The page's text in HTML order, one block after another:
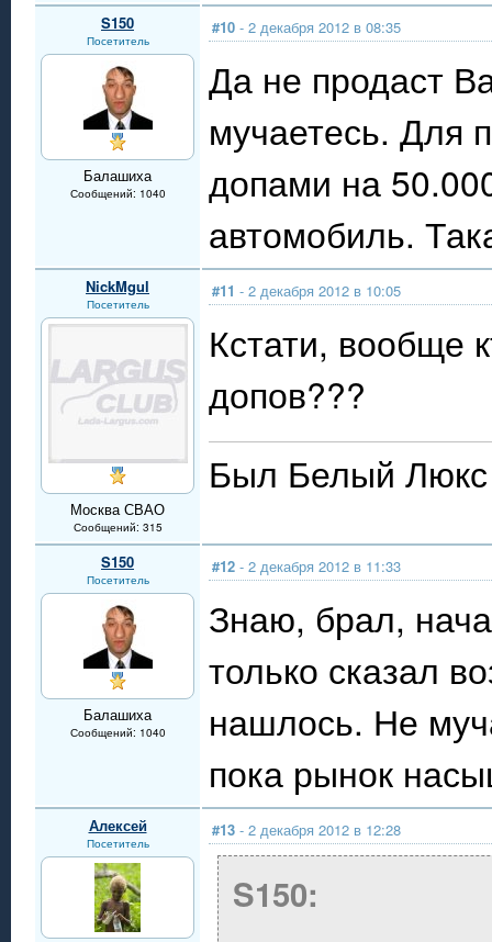
S150
Посетитель
Балашиха
Сообщений: 1040
#10 - 2 декабря 2012 в 08:35
Да не продаст
мучаетесь. Для
допами на
автомобиль.
NickMgul
Посетитель
Москва СВАО
Сообщений: 315
#11 - 2 декабря 2012 в 10:05
Кстати, вообще
допов???
Был Белый
S150
Посетитель
Балашиха
Сообщений: 1040
#12 - 2 декабря 2012 в 11:33
Знаю, брал,
только сказал
нашлось. Не
пока рынок
Алексей
Посетитель
#13 - 2 декабря 2012 в 12:28
S150: